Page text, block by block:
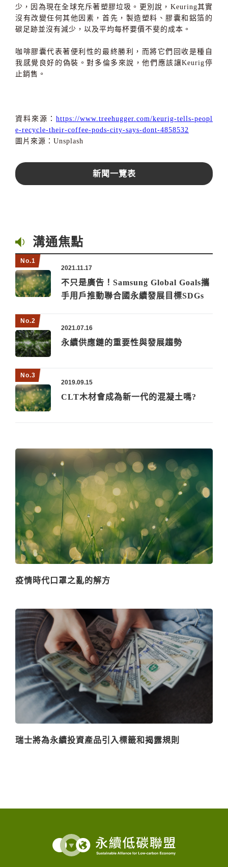
少，因為現在全球充斥著塑膠垃圾。更別說，Keuring其實
沒有改變任何其他因素，首先，製造塑料、膠囊和鋁箔的
碳足跡並沒有減少，以及平均每杯要價不斐的成本。
咖啡膠囊代表著便利性的最終勝利，而將它們回收是種自
我感覺良好的偽裝。對多倫多來說，他們應該讓Keurig停
止銷售。
資料來源： https://www.treehugger.com/keurig-tells-peopl
e-recycle-their-coffee-pods-city-says-dont-4858532
圖片來源：Unsplash
新聞一覽表
溝通焦點
2021.11.17
不只是廣告！Samsung Global Goals攜
手用戶推動聯合國永續發展目標SDGs
2021.07.16
永續供應鏈的重要性與發展趨勢
2019.09.15
CLT木材會成為新一代的混凝土嗎?
疫情時代口罩之亂的解方
瑞士將為永續投資產品引入標籤和揭露規則